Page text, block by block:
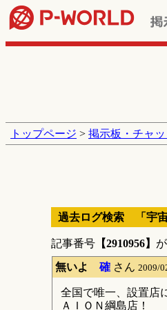
トップページ > 掲示板・チャ
過去ログ検索 「宇宙
記事番号 【2910956】
無いよ 確さん 2009/
全国で唯一、設置店
ＡＩＯＮ綱島店！